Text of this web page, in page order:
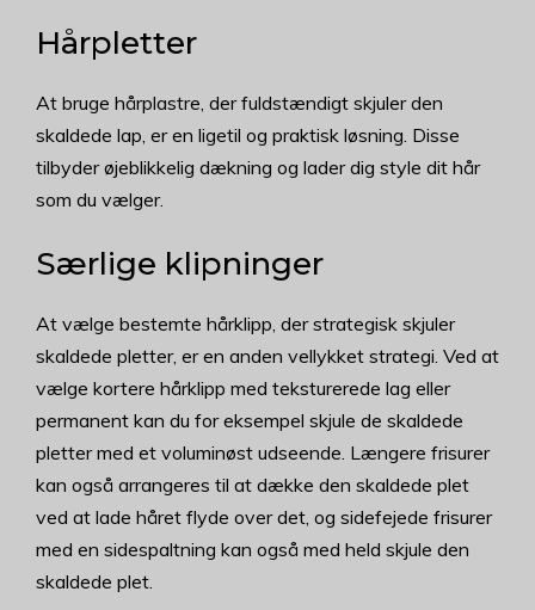
Hårpletter
At bruge hårplastre, der fuldstændigt skjuler den
skaldede lap, er en ligetil og praktisk løsning. Disse
tilbyder øjeblikkelig dækning og lader dig style dit hår
som du vælger.
Særlige klipninger
At vælge bestemte hårklipp, der strategisk skjuler
skaldede pletter, er en anden vellykket strategi. Ved at
vælge kortere hårklipp med teksturerede lag eller
permanent kan du for eksempel skjule de skaldede
pletter med et voluminøst udseende. Længere frisurer
kan også arrangeres til at dække den skaldede plet
ved at lade håret flyde over det, og sidefejede frisurer
med en sidespaltning kan også med held skjule den
skaldede plet.